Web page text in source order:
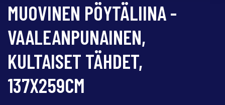
MUOVINEN PÖYTÄLIINA -
VAALEANPUNAINEN,
KULTAISET TÄHDET,
137X259CM